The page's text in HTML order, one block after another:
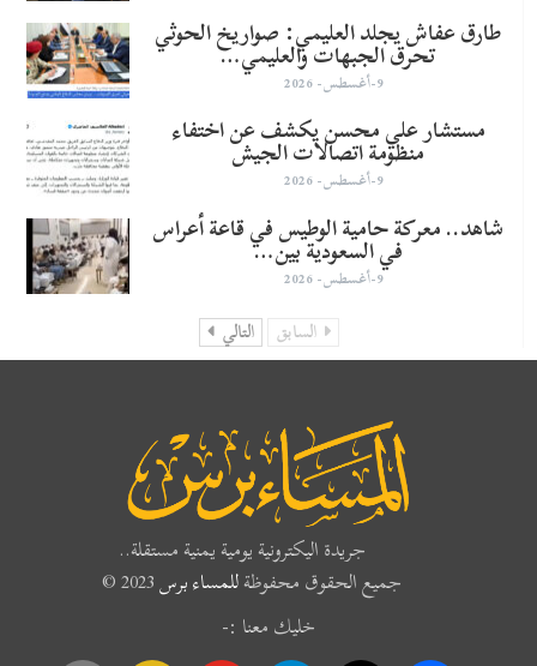
طارق عفاش يجلد العليمي: صواريخ الحوثي
تحرق الجبهات والعليمي…
9-أغسطس- 2026
مستشار علي محسن يكشف عن اختفاء
منظومة اتصالات الجيش
9-أغسطس- 2026
شاهد.. معركة حامية الوطيس في قاعة أعراس
في السعودية بين…
9-أغسطس- 2026
السابق التالي
جريدة اليكترونية يومية يمنية مستقلة..
جميع الحقوق محفوظةللمساء برس
خليك معنا :-